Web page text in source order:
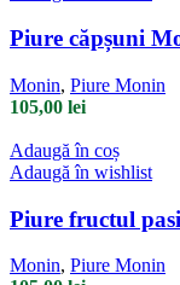
Piure căpșuni
Monin, Piure Monin
105,00 lei
Adaugă în coș
Adaugă în wishlist
Piure fructul
Monin, Piure Monin